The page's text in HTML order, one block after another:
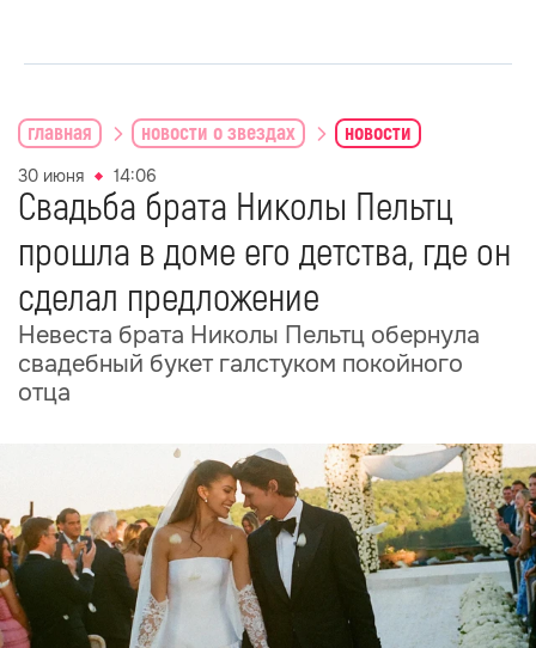
главная новости о звездах новости
30 июня 14:06
Свадьба брата Николы Пельтц
прошла в доме его детства, где он
сделал предложение
Невеста брата Николы Пельтц обернула
свадебный букет галстуком покойного
отца